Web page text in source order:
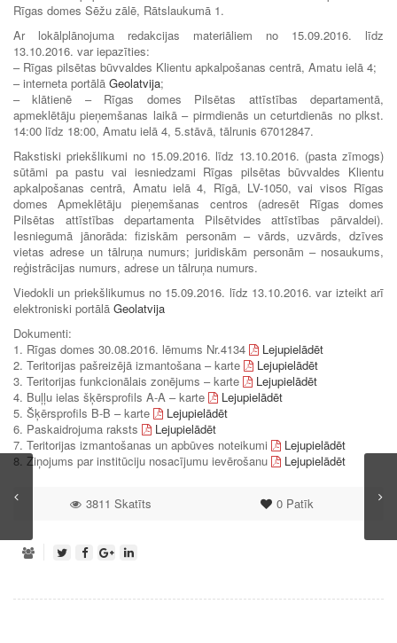
Rīgas domes Sēžu zālē, Rātslaukumā 1.
Ar lokālplānojuma redakcijas materiāliem no 15.09.2016. līdz
13.10.2016. var iepazīties:
– Rīgas pilsētas būvvaldes Klientu apkalpošanas centrā, Amatu ielā 4;
– interneta portālā Geolatvija;
– klātienē – Rīgas domes Pilsētas attīstības departamentā,
apmeklētāju pieņemšanas laikā – pirmdienās un ceturtdienās no plkst.
14:00 līdz 18:00, Amatu ielā 4, 5.stāvā, tālrunis 67012847.
Rakstiski priekšlikumi no 15.09.2016. līdz 13.10.2016. (pasta zīmogs)
sūtāmi pa pastu vai iesniedzami Rīgas pilsētas būvvaldes Klientu
apkalpošanas centrā, Amatu ielā 4, Rīgā, LV-1050, vai visos Rīgas
domes Apmeklētāju pieņemšanas centros (adresēt Rīgas domes
Pilsētas attīstības departamenta Pilsētvides attīstības pārvaldei).
Iesniegumā jānorāda: fiziskām personām – vārds, uzvārds, dzīves
vietas adrese un tālruņa numurs; juridiskām personām – nosaukums,
reģistrācijas numurs, adrese un tālruņa numurs.
Viedokli un priekšlikumus no 15.09.2016. līdz 13.10.2016. var izteikt arī
elektroniski portālā Geolatvija
Dokumenti:
1. Rīgas domes 30.08.2016. lēmums Nr.4134
Lejupielādēt
2. Teritorijas pašreizējā izmantošana – karte
Lejupielādēt
3. Teritorijas funkcionālais zonējums – karte
Lejupielādēt
4. Buļļu ielas šķērsprofils A-A – karte
Lejupielādēt
5. Šķērsprofils B-B – karte
Lejupielādēt
6. Paskaidrojuma raksts
Lejupielādēt
7. Teritorijas izmantošanas un apbūves noteikumi
Lejupielādēt
8. Ziņojums par institūciju nosacījumu ievērošanu
Lejupielādēt
0Patīk
3811 Skatīts